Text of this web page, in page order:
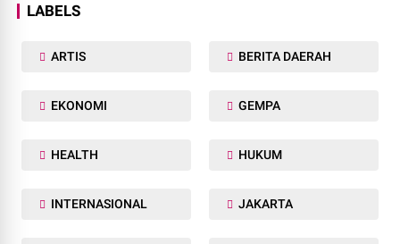
LABELS
ARTIS BERITA DAERAH
EKONOMI GEMPA
HEALTH HUKUM
INTERNASIONAL JAKARTA